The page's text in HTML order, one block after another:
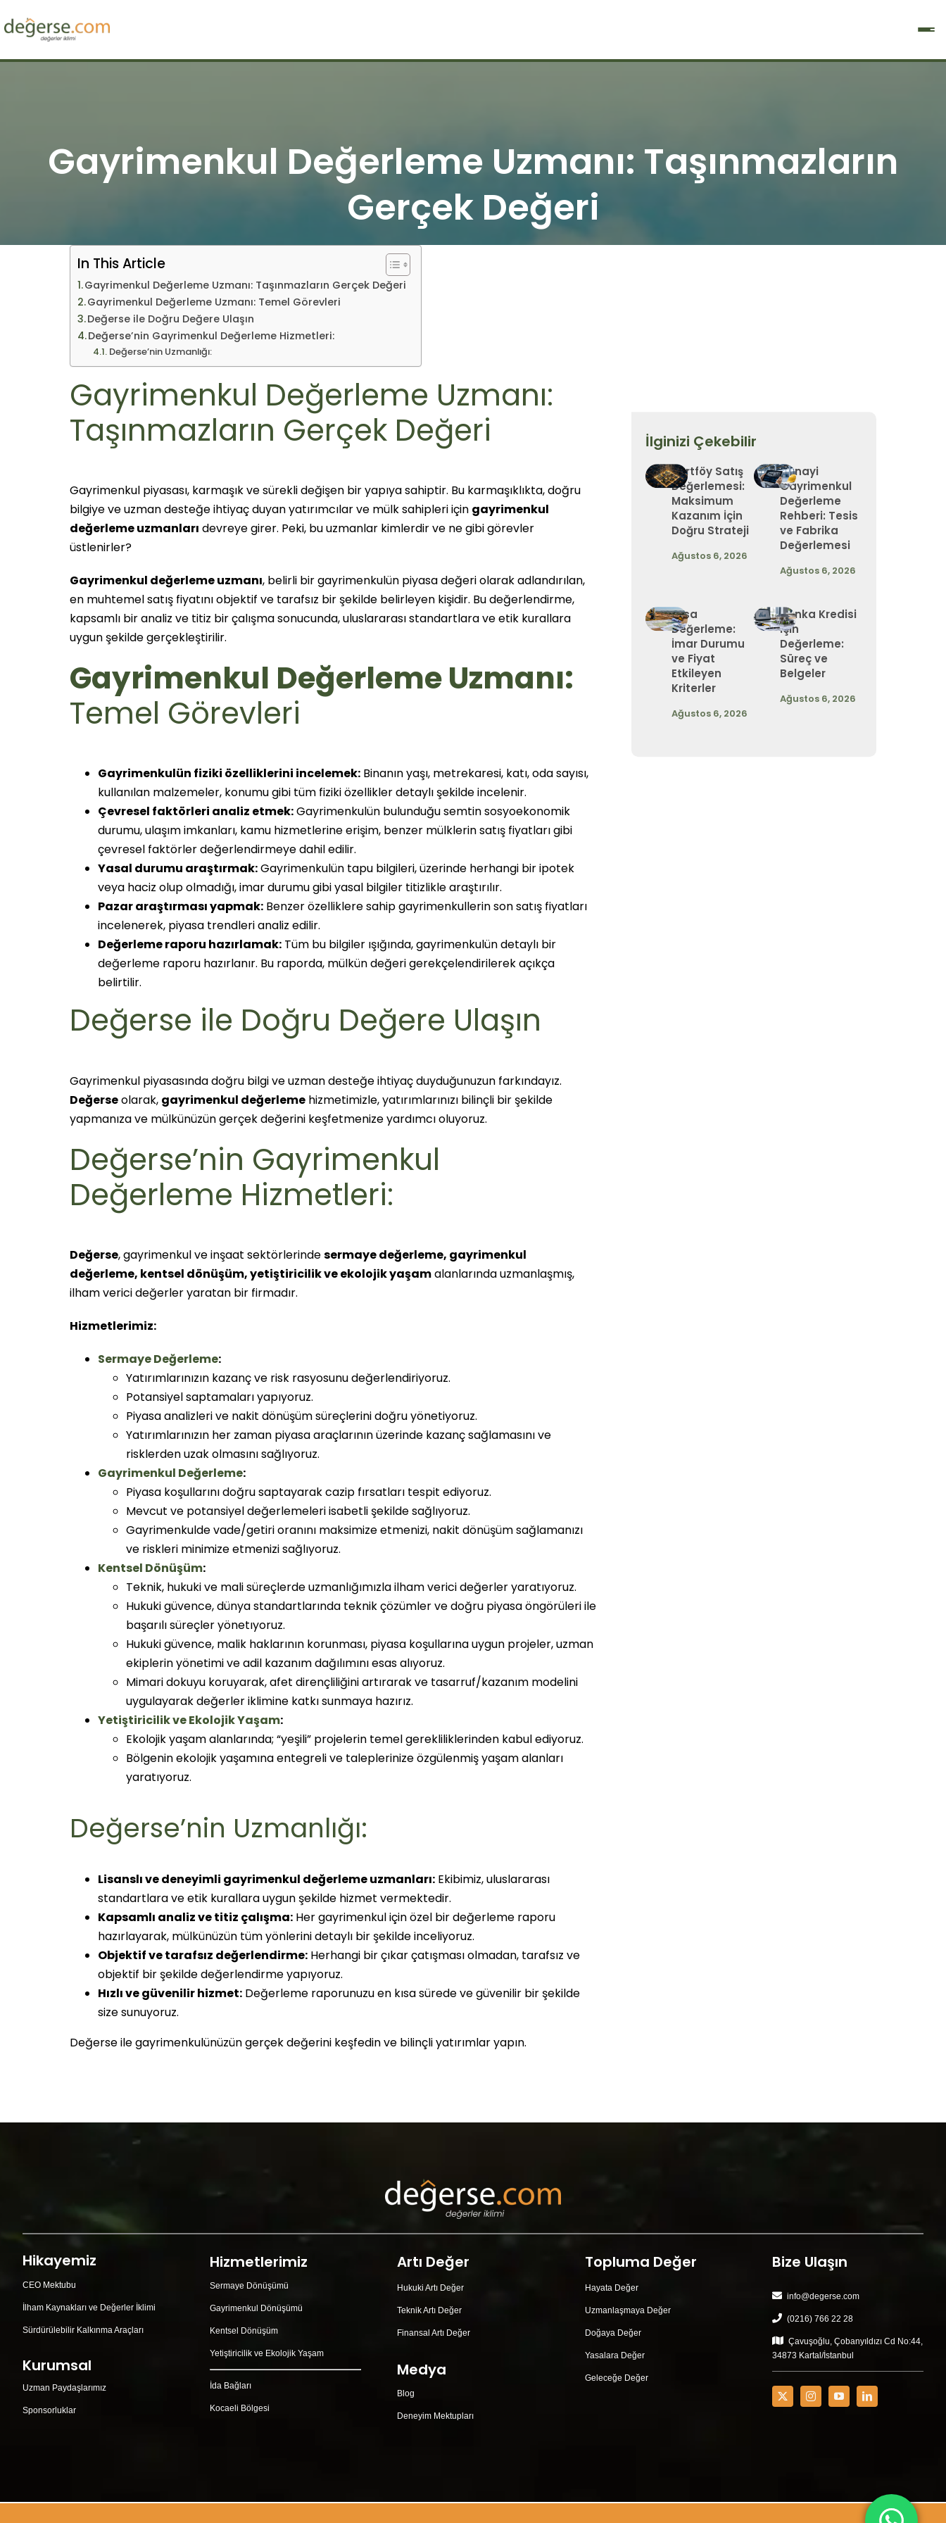
to
Gayrimenkul Değerleme Uzmanı: Taşınmazların
Gerçek Değeri
In This Article
Gayrimenkul Değerleme Uzmanı: Taşınmazların Gerçek Değeri
Gayrimenkul Değerleme Uzmanı: Temel Görevleri
Değerse ile Doğru Değere Ulaşın
Değerse’nin Gayrimenkul Değerleme Hizmetleri:
Değerse’nin Uzmanlığı:
Gayrimenkul Değerleme Uzmanı:
Taşınmazların Gerçek Değeri
Gayrimenkul piyasası, karmaşık ve sürekli değişen bir yapıya sahiptir. Bu karmaşıklıkta, doğru
bilgiye ve uzman desteğe ihtiyaç duyan yatırımcılar ve mülk sahipleri için gayrimenkul
değerleme uzmanları devreye girer. Peki, bu uzmanlar kimlerdir ve ne gibi görevler
üstlenirler?
Gayrimenkul değerleme uzmanı, belirli bir gayrimenkulün piyasa değeri olarak adlandırılan,
en muhtemel satış fiyatını objektif ve tarafsız bir şekilde belirleyen kişidir. Bu değerlendirme,
kapsamlı bir analiz ve titiz bir çalışma sonucunda, uluslararası standartlara ve etik kurallara
uygun şekilde gerçekleştirilir.
Gayrimenkul Değerleme Uzmanı:
Temel Görevleri
Gayrimenkulün fiziki özelliklerini incelemek:Binanın yaşı, metrekaresi, katı, oda sayısı,
kullanılan malzemeler, konumu gibi tüm fiziki özellikler detaylı şekilde incelenir.
Çevresel faktörleri analiz etmek:Gayrimenkulün bulunduğu semtin sosyoekonomik
durumu, ulaşım imkanları, kamu hizmetlerine erişim, benzer mülklerin satış fiyatları gibi
çevresel faktörler değerlendirmeye dahil edilir.
Yasal durumu araştırmak:Gayrimenkulün tapu bilgileri, üzerinde herhangi bir ipotek
veya haciz olup olmadığı, imar durumu gibi yasal bilgiler titizlikle araştırılır.
Pazar araştırması yapmak:Benzer özelliklere sahip gayrimenkullerin son satış fiyatları
incelenerek, piyasa trendleri analiz edilir.
Değerleme raporu hazırlamak:Tüm bu bilgiler ışığında, gayrimenkulün detaylı bir
değerleme raporu hazırlanır. Bu raporda, mülkün değeri gerekçelendirilerek açıkça
belirtilir.
Değerse ile Doğru Değere Ulaşın
Gayrimenkul piyasasında doğru bilgi ve uzman desteğe ihtiyaç duyduğunuzun farkındayız.
Değerseolarak, gayrimenkul değerlemehizmetimizle, yatırımlarınızı bilinçli bir şekilde
yapmanıza ve mülkünüzün gerçek değerini keşfetmenize yardımcı oluyoruz.
Değerse’nin Gayrimenkul
Değerleme Hizmetleri:
Değerse, gayrimenkul ve inşaat sektörlerindesermaye değerleme, gayrimenkul
değerleme, kentsel dönüşüm, yetiştiricilik ve ekolojik yaşamalanlarında uzmanlaşmış,
ilham verici değerler yaratan bir firmadır.
Hizmetlerimiz:
Sermaye Değerleme:
Yatırımlarınızın kazanç ve risk rasyosunu değerlendiriyoruz.
Potansiyel saptamaları yapıyoruz.
Piyasa analizleri ve nakit dönüşüm süreçlerini doğru yönetiyoruz.
Yatırımlarınızın her zaman piyasa araçlarının üzerinde kazanç sağlamasını ve
risklerden uzak olmasını sağlıyoruz.
Gayrimenkul Değerleme:
Piyasa koşullarını doğru saptayarak cazip fırsatları tespit ediyoruz.
Mevcut ve potansiyel değerlemeleri isabetli şekilde sağlıyoruz.
Gayrimenkulde vade/getiri oranını maksimize etmenizi, nakit dönüşüm sağlamanızı
ve riskleri minimize etmenizi sağlıyoruz.
Kentsel Dönüşüm:
Teknik, hukuki ve mali süreçlerde uzmanlığımızla ilham verici değerler yaratıyoruz.
Hukuki güvence, dünya standartlarında teknik çözümler ve doğru piyasa öngörüleri ile
başarılı süreçler yönetıyoruz.
Hukuki güvence, malik haklarının korunması, piyasa koşullarına uygun projeler, uzman
ekiplerin yönetimi ve adil kazanım dağılımını esas alıyoruz.
Mimari dokuyu koruyarak, afet dirençliliğini artırarak ve tasarruf/kazanım modelini
uygulayarak değerler iklimine katkı sunmaya hazırız.
Yetiştiricilik ve Ekolojik Yaşam:
Ekolojik yaşam alanlarında; “yeşili” projelerin temel gerekliliklerinden kabul ediyoruz.
Bölgenin ekolojik yaşamına entegreli ve taleplerinize özgülenmiş yaşam alanları
yaratıyoruz.
Değerse’nin Uzmanlığı:
Lisanslı ve deneyimli gayrimenkul değerleme uzmanları:Ekibimiz, uluslararası
standartlara ve etik kurallara uygun şekilde hizmet vermektedir.
Kapsamlı analiz ve titiz çalışma:Her gayrimenkul için özel bir değerleme raporu
hazırlayarak, mülkünüzün tüm yönlerini detaylı bir şekilde inceliyoruz.
Objektif ve tarafsız değerlendirme:Herhangi bir çıkar çatışması olmadan, tarafsız ve
objektif bir şekilde değerlendirme yapıyoruz.
Hızlı ve güvenilir hizmet:Değerleme raporunuzu en kısa sürede ve güvenilir bir şekilde
size sunuyoruz.
Değerse ile gayrimenkulünüzün gerçek değerini keşfedin ve bilinçli yatırımlar yapın.
İlginizi Çekebilir
Portföy Satış
Değerlemesi:
Maksimum
Kazanım İçin
Doğru Strateji
Ağustos 6, 2026
Sanayi
Gayrimenkul
Değerleme
Rehberi: Tesis
ve Fabrika
Değerlemesi
Ağustos 6, 2026
Arsa
Değerleme:
İmar Durumu
ve Fiyat
Etkileyen
Kriterler
Ağustos 6, 2026
Banka Kredisi
İçin
Değerleme:
Süreç ve
Belgeler
Ağustos 6, 2026
Hikayemiz
CEO Mektubu
İlham Kaynakları ve Değerler İklimi
Sürdürülebilir Kalkınma Araçları
Kurumsal
Uzman Paydaşlarımız
Sponsorluklar
Hizmetlerimiz
Sermaye Dönüşümü
Gayrimenkul Dönüşümü
Kentsel Dönüşüm
Yetiştiricilik ve Ekolojik Yaşam
İda Bağları
Kocaeli Bölgesi
Artı Değer
Hukuki Artı Değer
Teknik Artı Değer
Finansal Artı Değer
Medya
Blog
Deneyim Mektupları
Topluma Değer
Hayata Değer
Uzmanlaşmaya Değer
Doğaya Değer
Yasalara Değer
Geleceğe Değer
Bize Ulaşın
info@degerse.com
(0216) 766 22 28
Çavuşoğlu, Çobanyıldızı Cd No:44,
34873 Kartal/İstanbul